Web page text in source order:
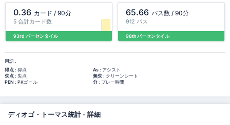
0.36 カード / 90分
5 合計カード数
93rd パーセンタイル
65.66 パス数 / 90分
912 パス
98th パーセンタイル
用語 :
得点: 得点 As: アシスト
失点: 失点 無失: クリーンシート
PEN : PKゴール 分: プレー時間
ディオゴ・トーマス統計 - 詳細